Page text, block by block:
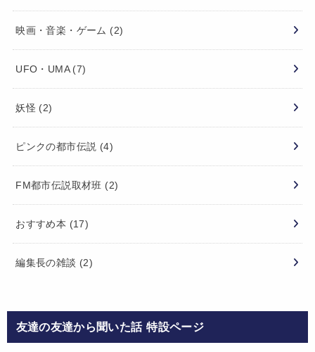
映画・音楽・ゲーム (2)
UFO・UMA(7)
妖怪 (2)
ピンクの都市伝説 (4)
FM都市伝説取材班 (2)
おすすめ本 (17)
編集長の雑談 (2)
友達の友達から聞いた話 特設ページ